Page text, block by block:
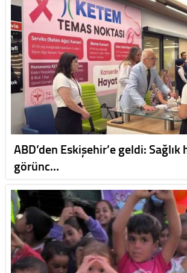
ABD’den Eskişehir’e geldi:
görünc…